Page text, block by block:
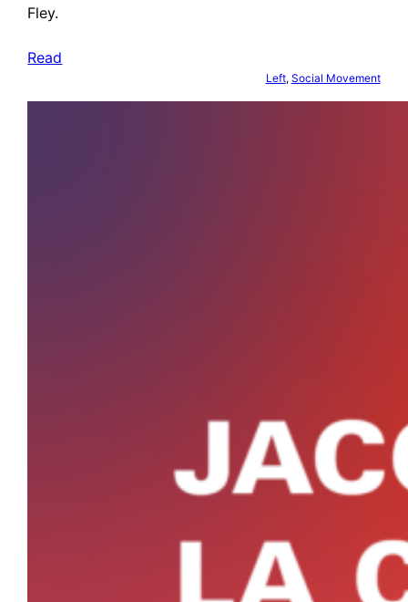
Fley.
Read
Left, Social Movement